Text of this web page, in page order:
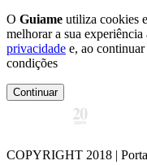
O Guiame utiliza cookies
melhorar a sua experiência
privacidade e, ao
condições
Continuar
COPYRIGHT 2018 |